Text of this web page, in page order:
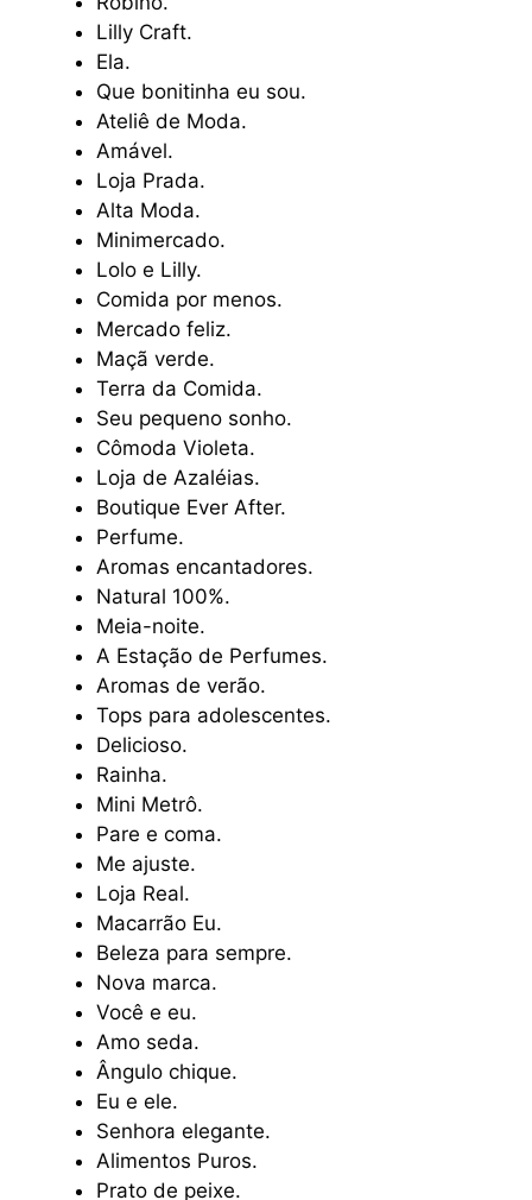
Lilly Craft.
Ela.
Que bonitinha eu sou.
Ateliê de Moda.
Amável.
Loja Prada.
Alta Moda.
Minimercado.
Lolo e Lilly.
Comida por menos.
Mercado feliz.
Maçã verde.
Terra da Comida.
Seu pequeno sonho.
Cômoda Violeta.
Loja de Azaléias.
Boutique Ever After.
Perfume.
Aromas encantadores.
Natural 100%.
Meia-noite.
A Estação de Perfumes.
Aromas de verão.
Tops para adolescentes.
Delicioso.
Rainha.
Mini Metrô.
Pare e coma.
Me ajuste.
Loja Real.
Macarrão Eu.
Beleza para sempre.
Nova marca.
Você e eu.
Amo seda.
Ângulo chique.
Eu e ele.
Senhora elegante.
Alimentos Puros.
Prato de peixe.